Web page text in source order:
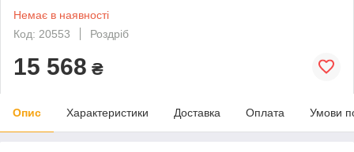
Немає в наявності
Код: 20553
Роздріб
15 568 ₴
Опис Характеристики Доставка Оплата Умови